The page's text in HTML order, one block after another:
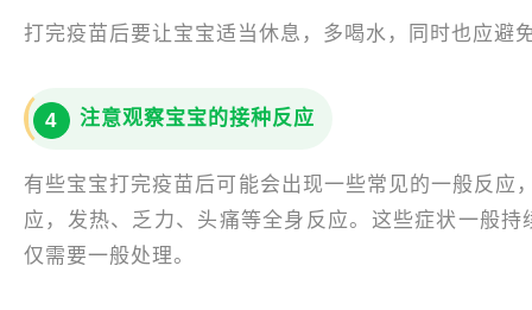
打完疫苗后要让宝宝适当休息，多喝水，同时也应避
4 注意观察宝宝的接种反应
有些宝宝打完疫苗后可能会出现一些常见的一般反应
应，发热、乏力、头痛等全身反应。这些症状一般
仅需要一般处理。